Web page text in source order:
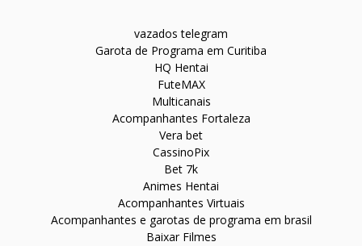
vazados telegram
Garota de Programa em Curitiba
HQ Hentai
FuteMAX
Multicanais
Acompanhantes Fortaleza
Vera bet
CassinoPix
Bet 7k
Animes Hentai
Acompanhantes Virtuais
Acompanhantes e garotas de programa em brasil
Baixar Filmes